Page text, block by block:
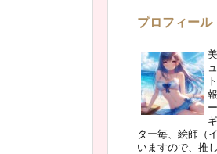
プロフィール
ター毎、絵師（
いますので、推